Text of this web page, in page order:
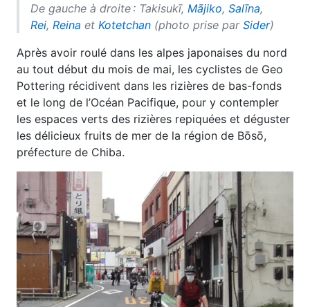
De gauche à droite : Takisukī, Mājiko, Salīna,
Rei, Reina et Kotetchan (photo prise par Sider)
Après avoir roulé dans les alpes japonaises du nord
au tout début du mois de mai, les cyclistes de Geo
Pottering récidivent dans les rizières de bas-fonds
et le long de l’Océan Pacifique, pour y contempler
les espaces verts des rizières repiquées et déguster
les délicieux fruits de mer de la région de Bōsō,
préfecture de Chiba.